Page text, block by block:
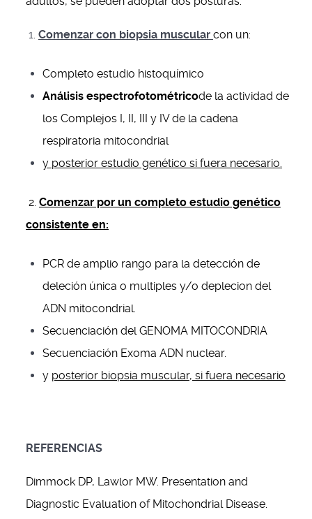
1. Comenzar con biopsia muscular con un:
Completo estudio histoquímico
Análisis espectrofotométricode la actividad de
los Complejos I, II, III y IV de la cadena
respiratoria mitocondrial
y posterior estudio genético si fuera necesario.
2. Comenzar por un completo estudio genético
consistente en:
PCR de amplio rango para la detección de
deleción única o multiples y/o deplecion del
ADN mitocondrial.
Secuenciación del GENOMA MITOCONDRIA
Secuenciación Exoma ADN nuclear.
y posterior biopsia muscular, si fuera necesario
REFERENCIAS
Dimmock DP, Lawlor MW. Presentation and
Diagnostic Evaluation of Mitochondrial Disease.